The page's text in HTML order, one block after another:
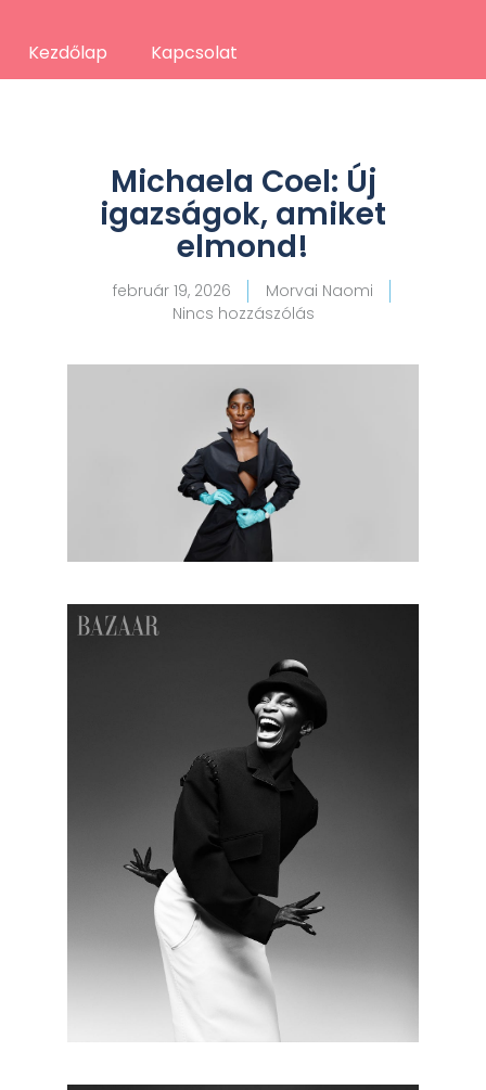
Kezdőlap Kapcsolat
Michaela Coel: Új
igazságok, amiket
elmond!
február 19, 2026
Morvai Naomi
Nincs hozzászólás